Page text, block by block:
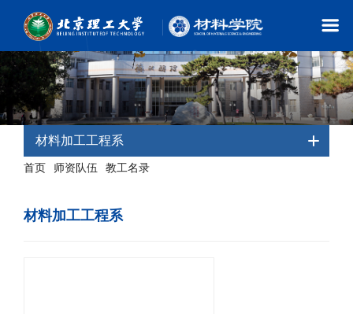
材料加工工程系
首页 师资队伍 教工名录
材料加工工程系